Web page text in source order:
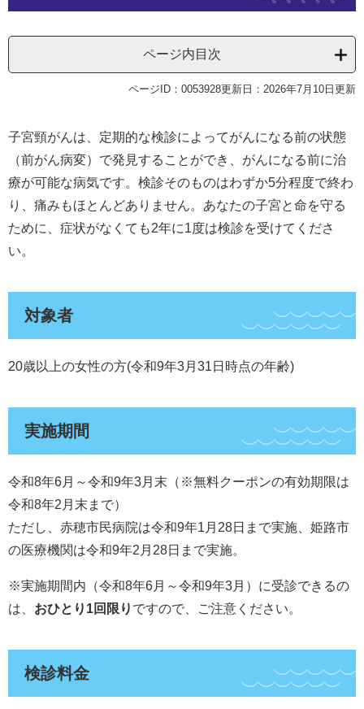
ページ内目次
ページID：0053928更新日：2026年7月10日更新
子宮頸がんは、定期的な検診によってがんになる前の状態
（前がん病変）で発見することができ、がんになる前に治
療が可能な病気です。検診そのものはわずか5分程度で終わ
り、痛みもほとんどありません。あなたの子宮と命を守る
ために、症状がなくても2年に1度は検診を受けてくださ
い。
対象者
20歳以上の女性の方(令和9年3月31日時点の年齢)
実施期間
令和8年6月～令和9年3月末（※無料クーポンの有効期限は
令和8年2月末まで）
ただし、赤穂市民病院は令和9年1月28日まで実施、姫路市
の医療機関は令和9年2月28日まで実施。
※実施期間内（令和8年6月～令和9年3月）に受診できるの
は、 おひとり1回限り ですので、ご注意ください。
検診料金